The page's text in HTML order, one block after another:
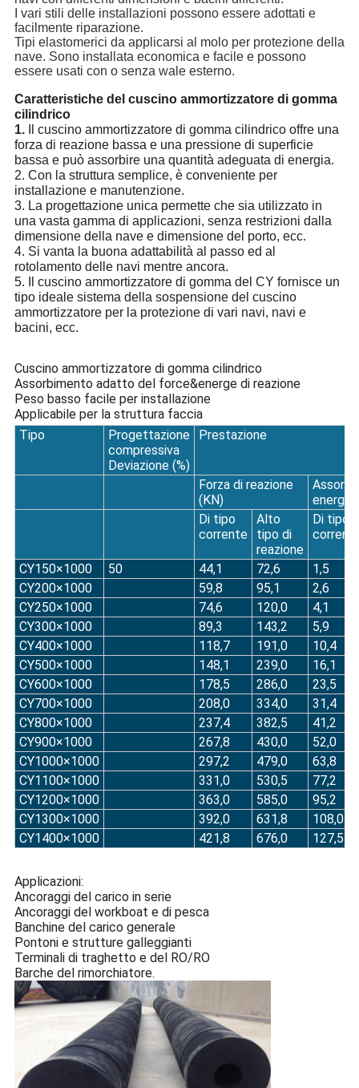
I vari stili delle installazioni possono essere adottati e
facilmente riparazione.
Tipi elastomerici da applicarsi al molo per protezione della
nave. Sono installata economica e facile e possono
essere usati con o senza wale esterno.
Caratteristiche del cuscino ammortizzatore di gomma
cilindrico
1.
Il cuscino ammortizzatore di gomma cilindrico offre una
forza di reazione bassa e una pressione di superficie
bassa e può assorbire una quantità adeguata di energia.
2. Con la struttura semplice, è conveniente per
installazione e manutenzione.
3. La progettazione unica permette che sia utilizzato in
una vasta gamma di applicazioni, senza restrizioni dalla
dimensione della nave e dimensione del porto, ecc.
4. Si vanta la buona adattabilità al passo ed al
rotolamento delle navi mentre ancora.
5. Il cuscino ammortizzatore di gomma del CY fornisce un
tipo ideale sistema della sospensione del cuscino
ammortizzatore per la protezione di vari navi, navi e
bacini, ecc.
Cuscino ammortizzatore di gomma cilindrico
Assorbimento adatto del force&energe di reazione
Peso basso facile per installazione
Applicabile per la struttura faccia
Tipo
Progettazione
compressiva
Deviazione (%)
Prestazione
Forza di reazione
(KN)
energia
Di tipo
corrente
Alto
tipo di
reazione
Di tipo
CY150×1000 50 44,1 72,6
1,5
CY200×1000
59,8 95,1
2,6
CY250×1000
74,6 120,0
4,1
CY300×1000
89,3 143,2
5,9
CY400×1000
118,7 191,0
10,4
CY500×1000
148,1 239,0
16,1
CY600×1000
178,5 286,0
23,5
CY700×1000
208,0 334,0
31,4
CY800×1000
237,4 382,5
41,2
CY900×1000
267,8 430,0
52,0
CY1000×1000
297,2 479,0
63,8
CY1100×1000
331,0 530,5
77,2
CY1200×1000
363,0 585,0
95,2
CY1300×1000
392,0 631,8
108,0
CY1400×1000
421,8 676,0 127,5
Applicazioni:
Ancoraggi del carico in serie
Ancoraggi del workboat e di pesca
Banchine del carico generale
Pontoni e strutture galleggianti
Terminali di traghetto e del RO/RO
Barche del rimorchiatore.